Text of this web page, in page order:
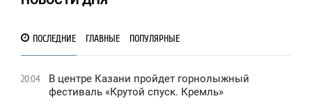
ПОСЛЕДНИЕ ГЛАВНЫЕ ПОПУЛЯРНЫЕ
20:04
В центре Казани пройдет горнолыжный
фестиваль «Крутой спуск. Кремль»